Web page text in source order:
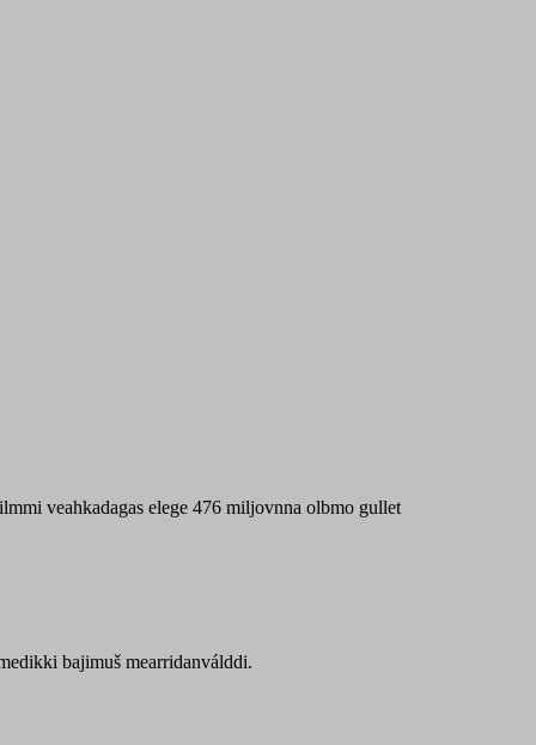
veahkadagas elege 476 miljovnna olbmo gullet
bajimuš mearridanválddi.